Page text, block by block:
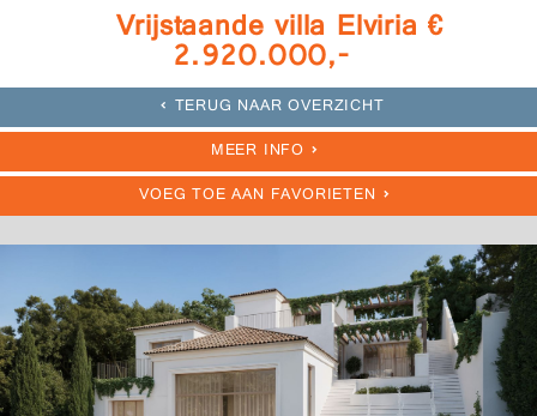
Vrijstaande villa Elviria €
2.920.000,-
TERUG NAAR OVERZICHT
MEER INFO
VOEG TOE AAN FAVORIETEN